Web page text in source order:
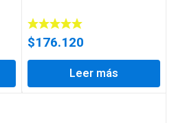
$176.120
Leer más